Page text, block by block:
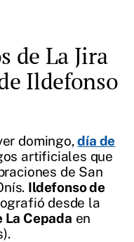
de La Jira
Ildefonso
domingo, día de
artificiales que
de San
Ildefonso de
desde la
Cepada en